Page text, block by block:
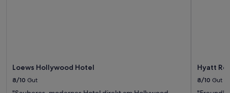
Loews Hollywood Hotel
8/10 Gut
Hyatt
8/10 Gut